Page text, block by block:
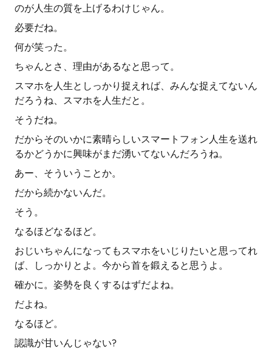
のが人生の質を上げるわけじゃん。
必要だね。
何が笑った。
ちゃんとさ、理由があるなと思って。
スマホを人生としっかり捉えれば、みんな捉えてないん
だろうね、スマホを人生だと。
そうだね。
だからそのいかに素晴らしいスマートフォン人生を送れ
るかどうかに興味がまだ湧いてないんだろうね。
あー、そういうことか。
だから続かないんだ。
そう。
なるほどなるほど。
おじいちゃんになってもスマホをいじりたいと思ってれ
ば、しっかりとよ。今から首を鍛えると思うよ。
確かに。姿勢を良くするはずだよね。
だよね。
なるほど。
認識が甘いんじゃない?